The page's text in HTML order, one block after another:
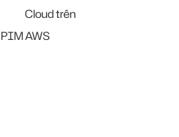
PIM
Cloud trên
AWS